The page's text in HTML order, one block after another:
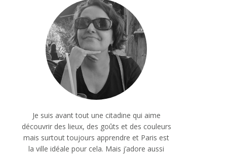
Je suis avant tout une citadine qui aime
découvrir des lieux, des goûts et des couleurs
mais surtout toujours apprendre et Paris est
la ville idéale pour cela. Mais j’adore aussi